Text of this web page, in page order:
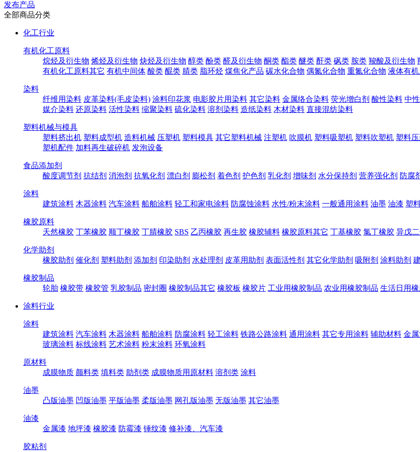
发布产品
全部商品分类
化工行业
有机化工原料
烷烃及衍生物 烯烃及衍生物 炔烃及衍生物 醇类 酚类 醛及衍生物 酮类 酯类 醚类 酐类 砜类 胺类 羧酸及衍生物
有机化工原料其它 有机中间体 酸类 醌类 腈类 脂环烃 煤焦化产品 碳水化合物 偶氮化合物 重氮化合物 液体有
染料
纤维用染料 皮革染料(毛皮染料) 涂料印花浆 电影胶片用染料 其它染料 金属络合染料 荧光增白剂 酸性染料 中
媒介染料 还原染料 活性染料 缩聚染料 硫化染料 溶剂染料 造纸染料 木材染料 直接混纺染料
塑料机械与模具
塑料挤出机 塑料成型机 造料机械 压塑机 塑料模具 其它塑料机械 注塑机 吹膜机 塑料吸塑机 塑料吹塑机 塑料
塑机配件 加料再生破碎机 发泡设备
食品添加剂
酸度调节剂 抗结剂 消泡剂 抗氧化剂 漂白剂 膨松剂 着色剂 护色剂 乳化剂 增味剂 水分保持剂 营养强化剂 防腐
涂料
建筑涂料 木器涂料 汽车涂料 船舶涂料 轻工和家电涂料 防腐蚀涂料 水性/粉末涂料 一般通用涂料 油墨 油漆 塑
橡胶原料
天然橡胶 丁苯橡胶 顺丁橡胶 丁腈橡胶 SBS 乙丙橡胶 再生胶 橡胶辅料 橡胶原料其它 丁基橡胶 氯丁橡胶 异戊
化学助剂
橡胶助剂 催化剂 塑料助剂 添加剂 印染助剂 水处理剂 皮革用助剂 表面活性剂 其它化学助剂 吸附剂 涂料助剂
橡胶制品
轮胎 橡胶带 橡胶管 乳胶制品 密封圈 橡胶制品其它 橡胶板 橡胶片 工业用橡胶制品 农业用橡胶制品 生活日用
涂料行业
涂料
建筑涂料 汽车涂料 木器涂料 船舶涂料 防腐涂料 轻工涂料 铁路公路涂料 通用涂料 其它专用涂料 辅助材料 金
玻璃涂料 标线涂料 艺术涂料 粉末涂料 环氧涂料
原材料
成膜物质 颜料类 填料类 助剂类 成膜物质用原材料 溶剂类 涂料
油墨
凸版油墨 凹版油墨 平版油墨 柔版油墨 网孔版油墨 无版油墨 其它油墨
油漆
金属漆 地坪漆 橡胶漆 防霉漆 锤纹漆 修补漆、汽车漆
胶粘剂